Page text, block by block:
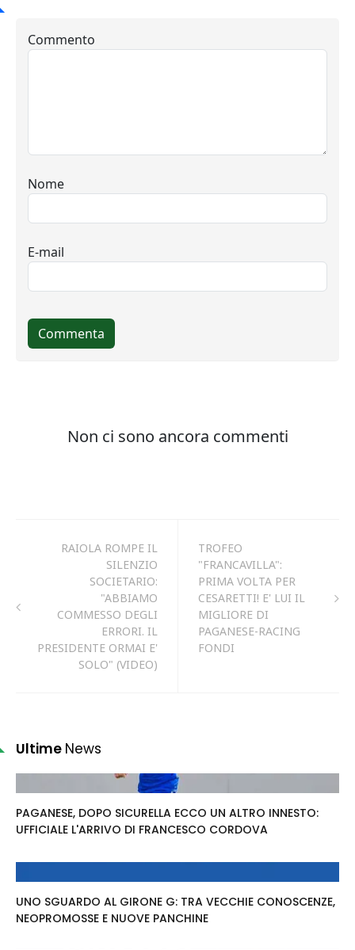
RAIOLA ROMPE IL
SILENZIO
SOCIETARIO:
"ABBIAMO
COMMESSO DEGLI
ERRORI. IL
PRESIDENTE ORMAI E'
SOLO" (VIDEO)
TROFEO
"FRANCAVILLA":
PRIMA VOLTA PER
CESARETTI! E' LUI IL
MIGLIORE DI
PAGANESE-RACING
FONDI
Ultime News
PAGANESE, DOPO SICURELLA ECCO UN ALTRO INNESTO:
UFFICIALE L'ARRIVO DI FRANCESCO CORDOVA
UNO SGUARDO AL GIRONE G: TRA VECCHIE CONOSCENZE,
NEOPROMOSSE E NUOVE PANCHINE